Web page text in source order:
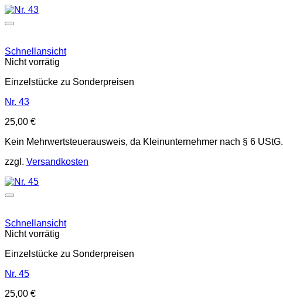
Schnellansicht
Nicht vorrätig
Einzelstücke zu Sonderpreisen
Nr. 43
25,00 €
Kein Mehrwertsteuerausweis, da Kleinunternehmer nach § 6 UStG.
zzgl. Versandkosten
Schnellansicht
Nicht vorrätig
Einzelstücke zu Sonderpreisen
Nr. 45
25,00 €